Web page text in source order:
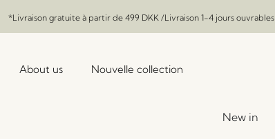
*Livraison gratuite à partir de 499 DKK /Livraison 1-4 jours ouvrables
About us Nouvelle collection
New in